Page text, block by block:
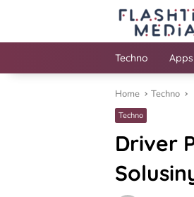
Techno Apps
Home Techno
Techno
Driver